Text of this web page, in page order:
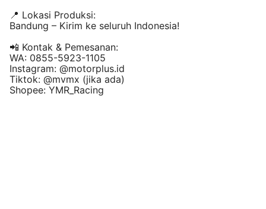
📍 Lokasi Produksi:
Bandung – Kirim ke seluruh Indonesia!
📲 Kontak & Pemesanan:
WA: 0855-5923-1105
Instagram: @motorplus.id
Tiktok: @mvmx (jika ada)
Shopee: YMR_Racing